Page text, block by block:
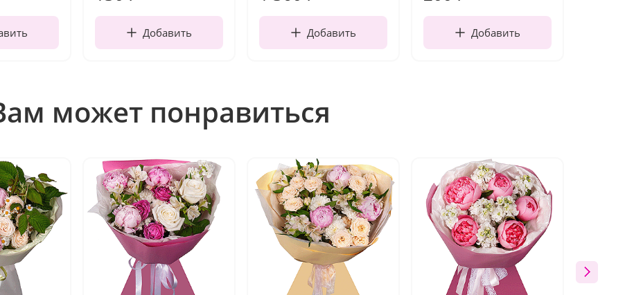
Добавить Добавить Добавить
может понравиться